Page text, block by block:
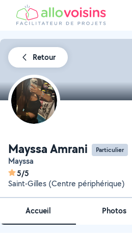
Retour
Mayssa Amrani Particulier
Mayssa
5/5
Saint-Gilles (Centre périphérique)
Accueil Photos